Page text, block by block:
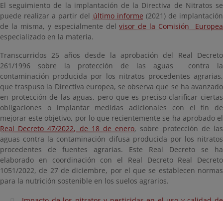
El seguimiento de la implantación de la Directiva de Nitratos se
puede realizar a partir del último informe (2021) de implantación
de la misma, y especialmente delvisor de la Comisión Europea
especializado en la materia.
Transcurridos 25 años desde la aprobación del Real Decreto
261/1996 sobre la protección de las aguas contra la
contaminación producida por los nitratos procedentes agrarias,
que traspuso la Directiva europea, se observa que se ha avanzado
en protección de las aguas, pero que es preciso clarificar ciertas
obligaciones o implantar medidas adicionales con el fin de
mejorar este objetivo, por lo que recientemente se ha aprobado el
Real Decreto 47/2022, de 18 de enero, sobre protección de las
aguas contra la contaminación difusa producida por los nitratos
procedentes de fuentes agrarias. Este Real Decreto se ha
elaborado en coordinación con el Real Decreto Real Decreto
1051/2022, de 27 de diciembre, por el que se establecen normas
para la nutrición sostenible en los suelos agrarios.